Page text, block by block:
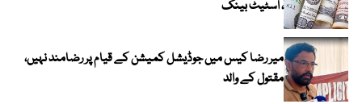
، اسٹیٹ بینک
میر رضا کیس میں جوڈیشل کمیشن کے قیام پر رضامند نہیں،
مقتول کے والد